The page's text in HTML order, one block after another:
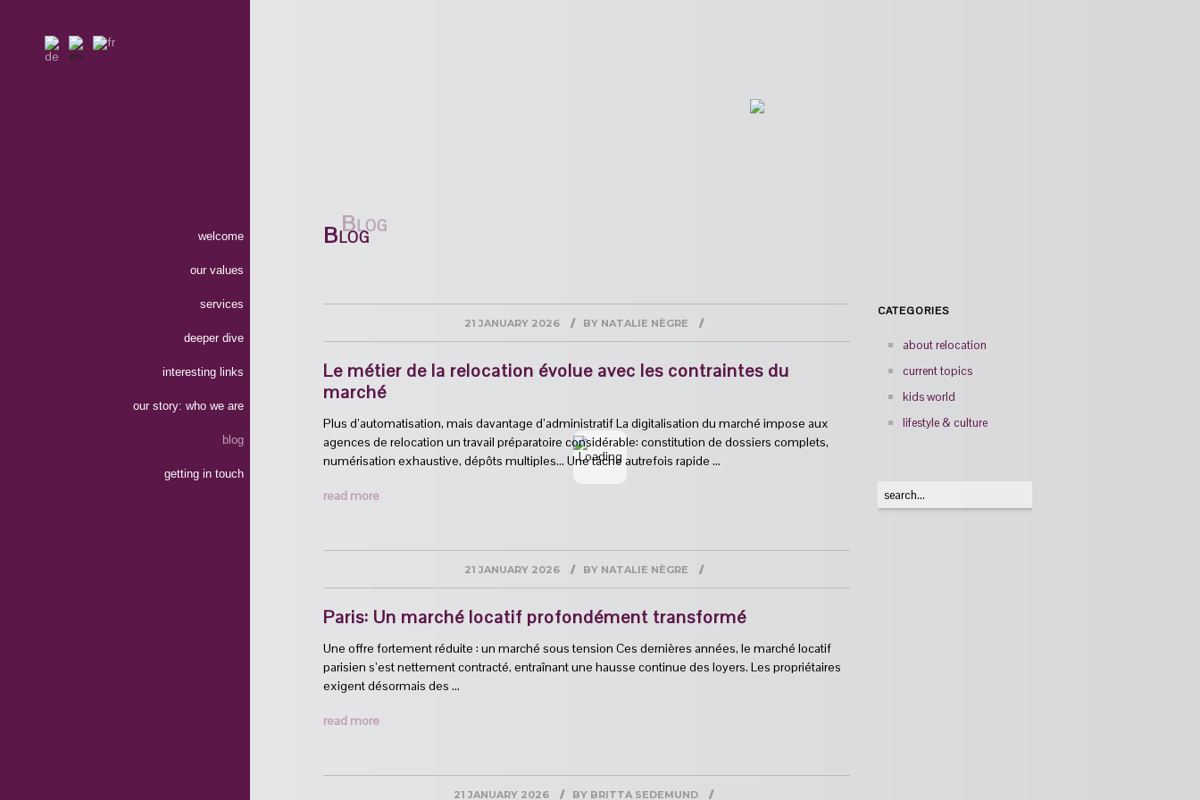
welcome
our values
services
deeper dive
interesting links
our story: who we are
blog
getting in touch
Blog
21 JANUARY 2026 BY NATALIE NÈGRE
Le métier de la relocation évolue avec les contraintes du
marché
Plus d’automatisation, mais davantage d’administratif La digitalisation du marché impose aux
agences de relocation un travail préparatoire considérable: constitution de dossiers complets,
numérisation exhaustive, dépôts multiples… Une tâche autrefois rapide …
read more
21 JANUARY 2026 BY NATALIE NÈGRE
Paris: Un marché locatif profondément transformé
Une offre fortement réduite : un marché sous tension Ces dernières années, le marché locatif
parisien s’est nettement contracté, entraînant une hausse continue des loyers. Les propriétaires
exigent désormais des …
read more
21 JANUARY 2026 BY BRITTA SEDEMUND
CATEGORIES
about relocation
current topics
kids world
lifestyle & culture